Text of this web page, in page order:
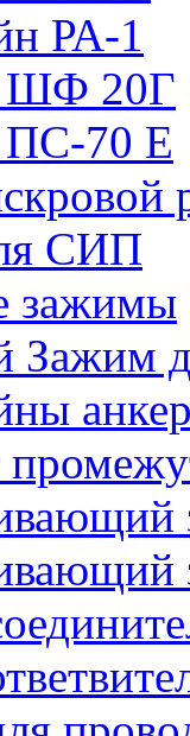
РА-1
ШФ 20Г
ПС-70 Е
СИП
зажимы
Зажим